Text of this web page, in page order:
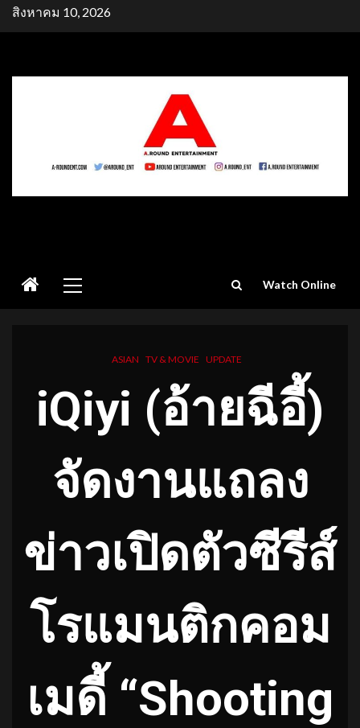
Skipสิงหาคม 10, 2026
Menu
Watch Online
ASIAN TV & MOVIE UPDATE
iQiyi (อ้ายฉีอี้)
จัดงานแถลง
ข่าวเปิดตัวซีรีส์
โรแมนติกคอม
เมดี้ “Shooting